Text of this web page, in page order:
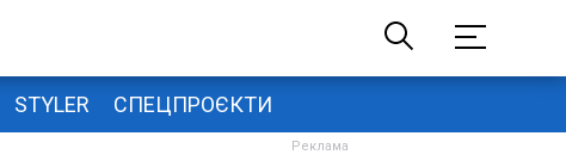
STYLER СПЕЦПРОЄКТИ